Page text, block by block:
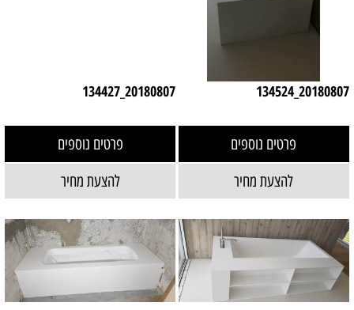
20180807_134524
פרטים נוספים
להצעת מחיר
20180807_134427
פרטים נוספים
להצעת מחיר